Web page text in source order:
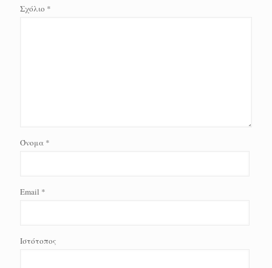
Σχόλιο *
Όνομα *
Email *
Ιστότοπος